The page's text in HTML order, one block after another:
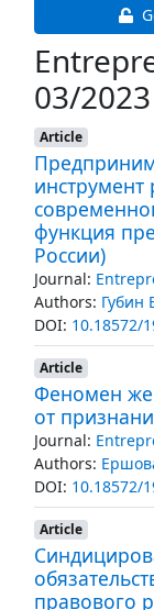
03/2023
Article
функция
России)
Journal:
Authors: Губин
DOI: 10.18572/
Article
Феномен
от
Journal:
Authors:
DOI: 10.18572/
Article
правового